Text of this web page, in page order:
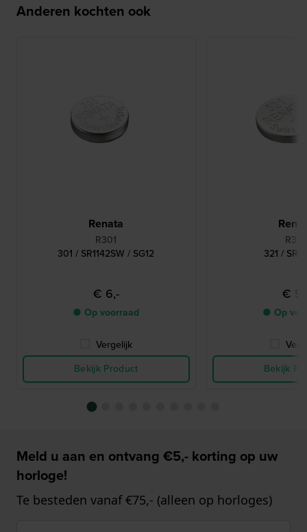
Anderen kochten ook
Renata
R301
301 / SR1142SW / SG12
€ 6,-
● Op voorraad
Vergelijk
Bekijk Product
R321
321 /
€
● Op
Bekijk
Meld u aan en ontvang €5,- korting op uw
horloge!
Te besteden vanaf €75,- (alleen op horloges)